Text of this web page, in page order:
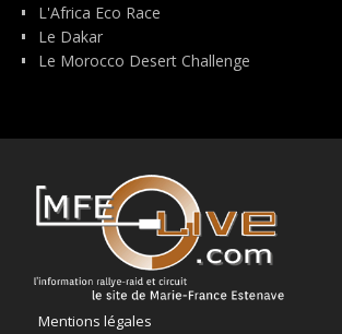
L'Africa Eco Race
Le Dakar
Le Morocco Desert Challenge
Mentions légales